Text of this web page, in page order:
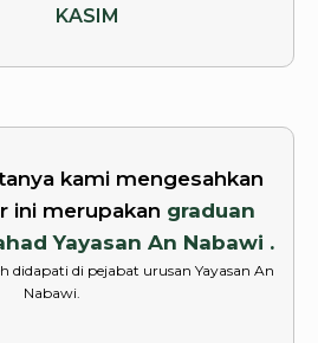
KASIM
kami mengesahkan
ini merupakan graduan
Yayasan An Nabawi .
didapati di pejabat urusan Yayasan An
Nabawi.